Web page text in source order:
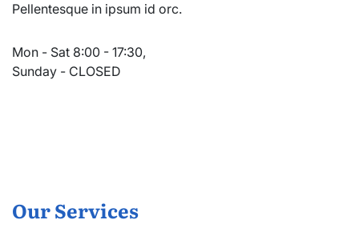
Pellentesque in ipsum id orc.
Mon - Sat 8:00 - 17:30,
Sunday - CLOSED
Our Services